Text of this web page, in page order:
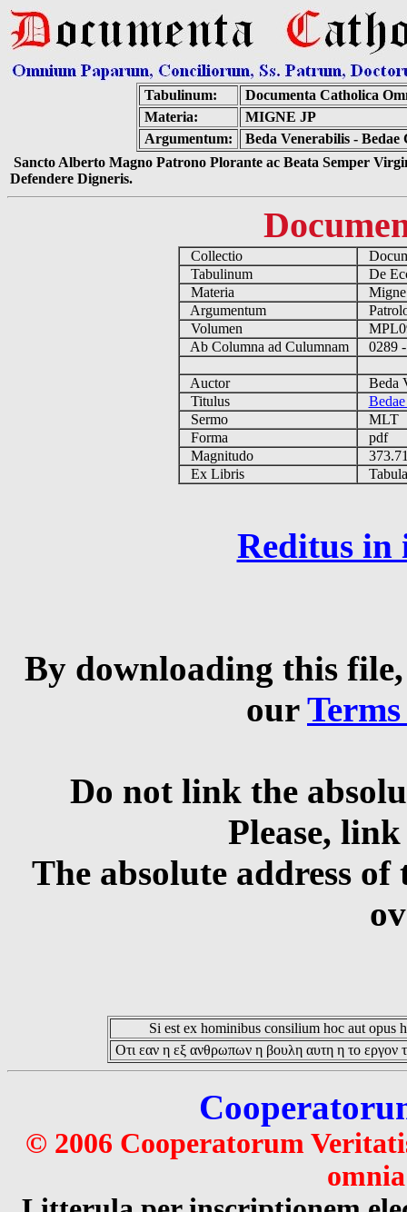
Tabulinum:
Documenta Catholica
Materia:
MIGNE JP
Argumentum:
Beda Venerabilis -
Sancto Alberto Magno Patrono Plorante ac Beata Semper
Defendere Digneris.
Collectio
Tabulinum
De
Materia
Argumentum
Volumen
Ab Columna ad Culumnam
0289
Auctor
Beda
Titulus
Sermo
MLT
Forma
pdf
Magnitudo
Ex Libris
Reditus in
By downloading this
our
Do not link the
Please,
The absolute address
Si est ex hominibus consilium hoc aut opus
Οτι εαν η εξ ανθρωπων η βουλη αυτη η το εργον
© 2006 Cooperatorum